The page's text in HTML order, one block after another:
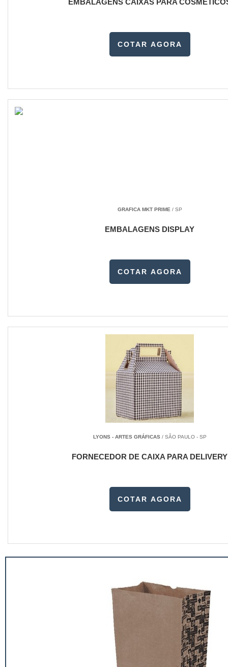
EMBALAGENS CAIXAS PARA
COTAR AGORA
GRAFICA MKT PRIME/ SP
EMBALAGENS DISPLAY
COTAR AGORA
LYONS - ARTES GRÁFICAS/ SÃO PAULO - SP
FORNECEDOR DE CAIXA PARA DELIVERY
COTAR AGORA